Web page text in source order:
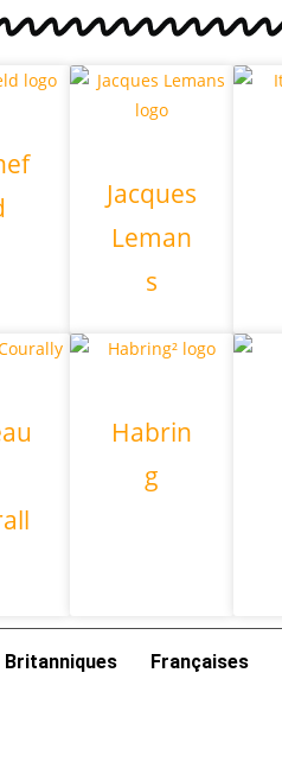
Jacques
Leman
s
Habrin
g
Britanniques Françaises